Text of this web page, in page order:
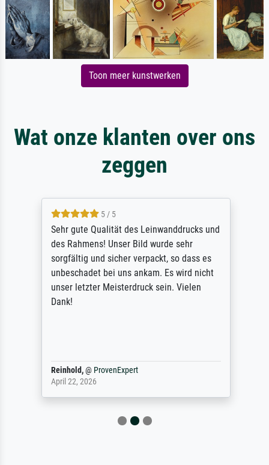
Toon meer kunstwerken
Wat onze klanten over ons
zeggen
5 / 5
Sehr gute Qualität des Leinwanddrucks und
des Rahmens! Unser Bild wurde sehr
sorgfältig und sicher verpackt, so dass es
unbeschadet bei uns ankam. Es wird nicht
unser letzter Meisterdruck sein. Vielen
Dank!
Reinhold,@ ProvenExpert
April 22, 2026